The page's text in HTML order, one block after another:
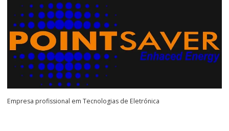
Empresa profissional em Tecnologias de Eletrónica